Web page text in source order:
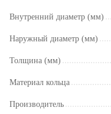
Внутренний диаметр (мм)
Наружный диаметр (мм)
Толщина (мм)
Материал кольца
Производитель